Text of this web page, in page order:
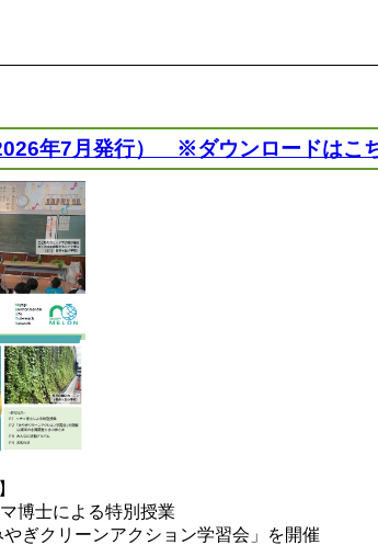
年7月発行） ※ダウンロードはこ
博士による特別授業
ぎクリーンアクション学習会」を開催